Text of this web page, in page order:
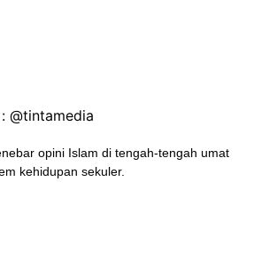
@tintamedia
opini Islam di tengah-tengah umat
kehidupan sekuler.